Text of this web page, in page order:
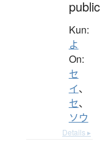
public
Kun:
よ
On:
セ
イ、
セ、
ソウ
Details ▸